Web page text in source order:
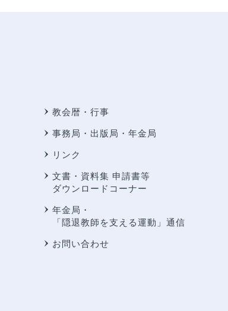
教会暦・行事
事務局・出版局・年金局
リンク
文書・資料集 申請書等
ダウンロードコーナー
年金局・
「隠退教師を支える運動」通信
お問い合わせ